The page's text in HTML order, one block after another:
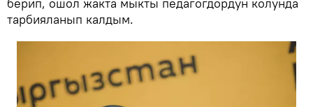
тарбияланып калдым.